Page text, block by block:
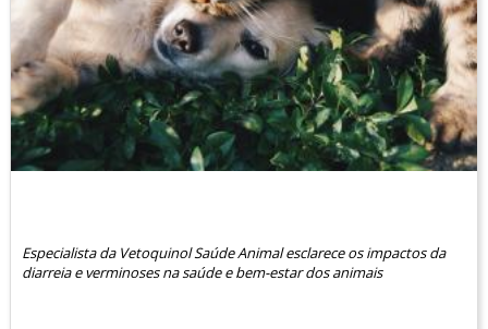
Especialista da Vetoquinol Saúde Animal esclarece os impactos da
diarreia e verminoses na saúde e bem-estar dos animais